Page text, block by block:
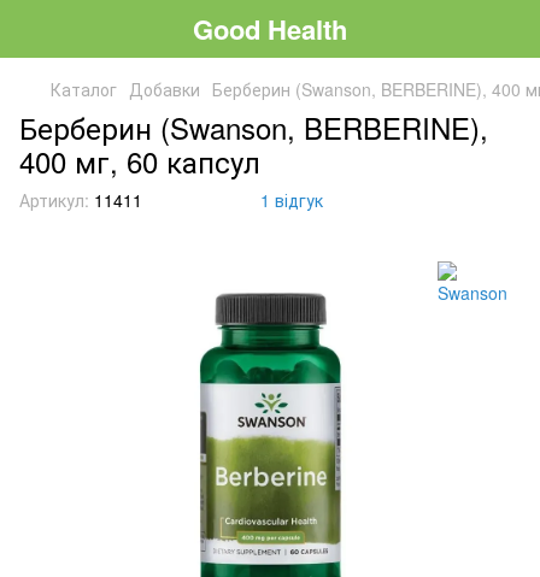
Good Health
Каталог Добавки Берберин (Swanson, BERBERINE), 400
Берберин (Swanson, BERBERINE),
400 мг, 60 капсул
Артикул: 11411 1 відгук